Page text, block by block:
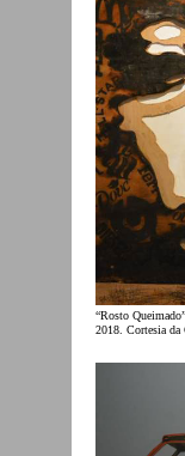
“Rosto
2018. Cortesia